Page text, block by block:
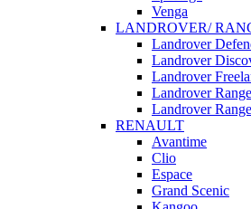
Venga
LANDROVER/
Landrover
Landrover
Landrover
Landrover
Landrover
RENAULT
Avantime
Clio
Espace
Grand Scenic